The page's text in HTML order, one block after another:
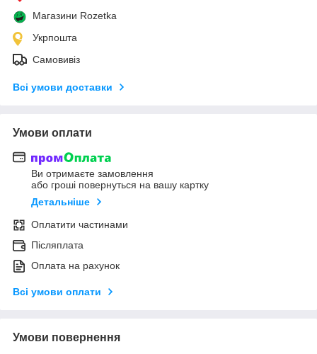
Магазини Rozetka
Укрпошта
Самовивіз
Всі умови доставки
Умови оплати
Ви отримаєте замовлення
або гроші повернуться на вашу картку
Детальніше
Оплатити частинами
Післяплата
Оплата на рахунок
Всі умови оплати
Умови повернення